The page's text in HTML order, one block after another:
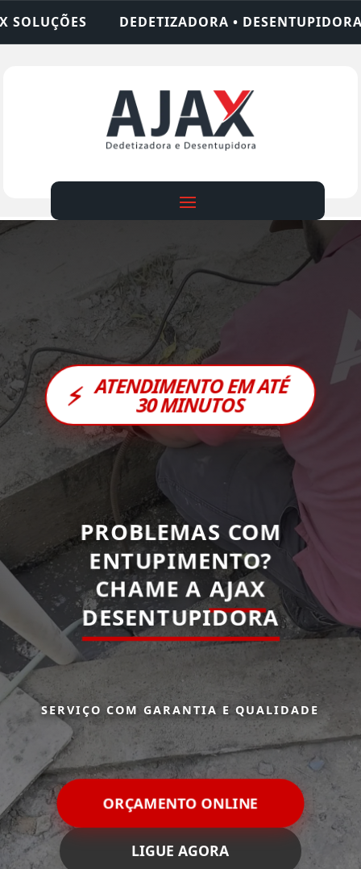
• DESENTUPIDORA • LIMPEZA DE FOSSA
⚡ ATENDIMENTO EM ATÉ
30 MINUTOS
PROBLEMAS COM
ENTUPIMENTO?
CHAME A AJAX
DESENTUPIDORA
SERVIÇO COM GARANTIA E QUALIDADE
ORÇAMENTO ONLINE
LIGUE AGORA